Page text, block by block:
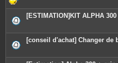
[ESTIMATION]KIT ALPHA 300
[conseil d'achat] Changer de